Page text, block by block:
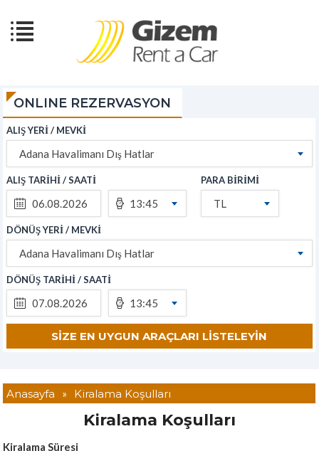
ONLINE REZERVASYON
ALIŞ YERİ / MEVKİ
Adana Havalimanı Dış Hatlar
ALIŞ TARİHİ / SAATİ
13:45
PARA BİRİMİ
TL
DÖNÜŞ YERİ / MEVKİ
Adana Havalimanı Dış Hatlar
DÖNÜŞ TARİHİ / SAATİ
13:45
Anasayfa » Kiralama Koşulları
Kiralama Koşulları
Kiralama Süresi